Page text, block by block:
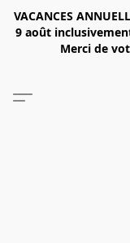
VACANCES
9 août
Merci de